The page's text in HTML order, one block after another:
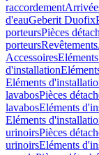
raccordement
d'eauGeberit Duofix
porteursPièces
porteursRevêtements
Accessoires
d'installation
Eléments
lavabosPièces
lavabosEléments
Eléments
urinoirsPièces
urinoirsEléments